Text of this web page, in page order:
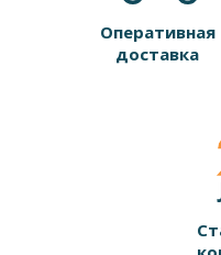
Оперативная
доставка